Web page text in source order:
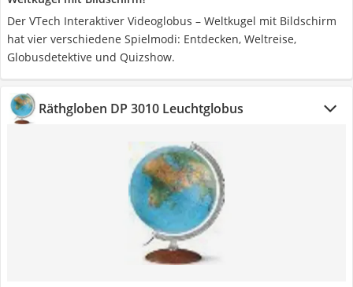
Der VTech Interaktiver Videoglobus – Weltkugel mit Bildschirm
hat vier verschiedene Spielmodi: Entdecken, Weltreise,
Globusdetektive und Quizshow.
Räthgloben DP 3010 Leuchtglobus